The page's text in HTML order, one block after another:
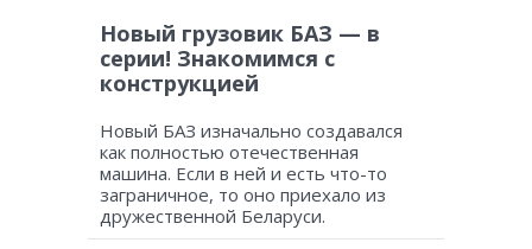
Новый грузовик БАЗ — в
серии! Знакомимся с
конструкцией
Новый БАЗ изначально создавался
как полностью отечественная
машина. Если в ней и есть что-то
заграничное, то оно приехало из
дружественной Беларуси.